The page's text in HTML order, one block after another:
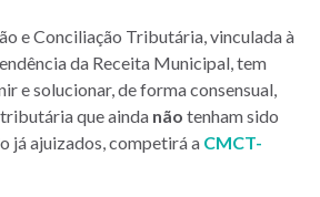
e Conciliação Tributária, vinculada à
da Receita Municipal, tem
e solucionar, de forma consensual,
que ainda não tenham sido
já ajuizados, competirá a CMCT-